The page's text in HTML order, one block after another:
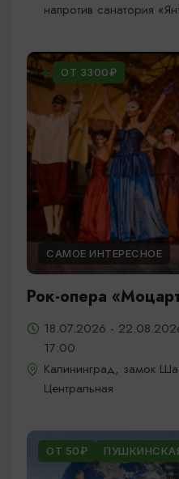
напротив санатория
ОТ 3300₽
САМОЕ ИНТЕРЕСНОЕ
Рок-опера
18.07.2026 -
17:00
Калининград, замок
Центральная
ОТ 50₽